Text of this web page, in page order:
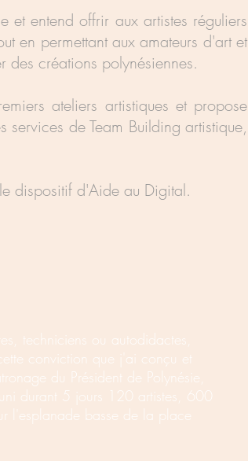
etentend offrir aux artistes réguliers
en permettant aux amateurs d'art et
des créations polynésiennes.
ateliers artistiques et propose
de Team Building artistique,
dispositif d'Aide au Digital.
techniciens ou autodidactes,
conviction que j'ai conçu et
du Président de Polynésie,
durant 5 jours 120 artistes, 600
l'esplanade basse de la place